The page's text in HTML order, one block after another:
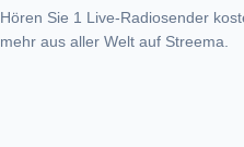
Hören Sie 1 Live-Radiosender
mehr aus aller Welt auf Streema.